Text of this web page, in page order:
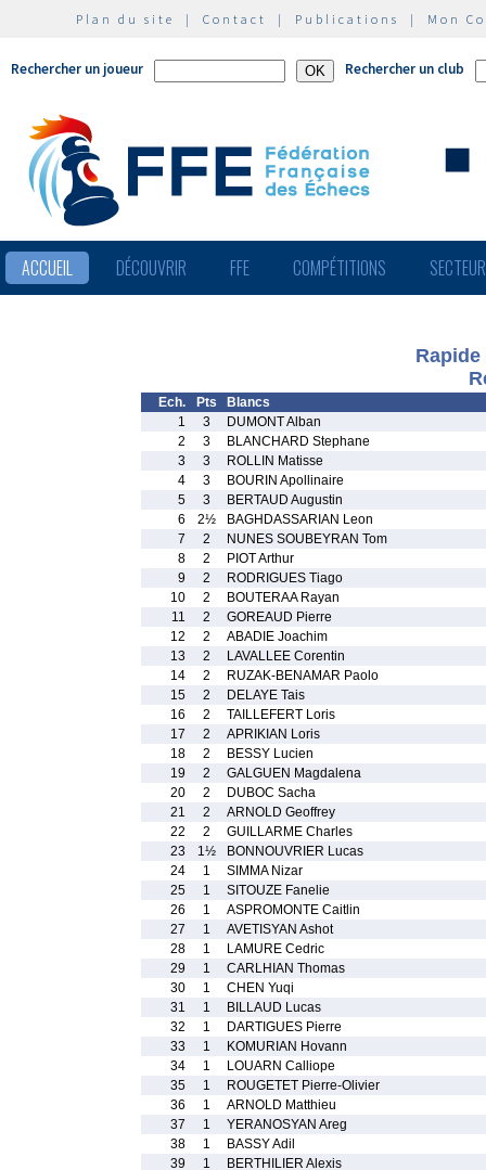
Plan du site | Contact | Publications | Mon
Rechercher un joueur Rechercher un club
ACCUEIL DÉCOUVRIR FFE COMPÉTITIONS
Ech. Pts
Blancs
1
3
DUMONT Alban
2
3
BLANCHARD Stephane
3
3
ROLLIN Matisse
4
3
BOURIN Apollinaire
5
3
BERTAUD Augustin
6
2½
BAGHDASSARIAN Leon
7
2
NUNES SOUBEYRAN Tom
8
2
PIOT Arthur
9
2
RODRIGUES Tiago
10
2
BOUTERAA Rayan
11
2
GOREAUD Pierre
12
2
ABADIE Joachim
13
2
LAVALLEE Corentin
14
2
RUZAK-BENAMAR Paolo
15
2
DELAYE Tais
16
2
TAILLEFERT Loris
17
2
APRIKIAN Loris
18
2
BESSY Lucien
19
2
GALGUEN Magdalena
20
2
DUBOC Sacha
21
2
ARNOLD Geoffrey
22
2
GUILLARME Charles
23
1½
BONNOUVRIER Lucas
24
1
SIMMA Nizar
25
1
SITOUZE Fanelie
26
1
ASPROMONTE Caitlin
27
1
AVETISYAN Ashot
28
1
LAMURE Cedric
29
1
CARLHIAN Thomas
30
1
CHEN Yuqi
31
1
BILLAUD Lucas
32
1
DARTIGUES Pierre
33
1
KOMURIAN Hovann
34
1
LOUARN Calliope
35
1
ROUGETET Pierre-Olivier
36
1
ARNOLD Matthieu
37
1
YERANOSYAN Areg
38
1
BASSY Adil
39
1
BERTHILIER Alexis